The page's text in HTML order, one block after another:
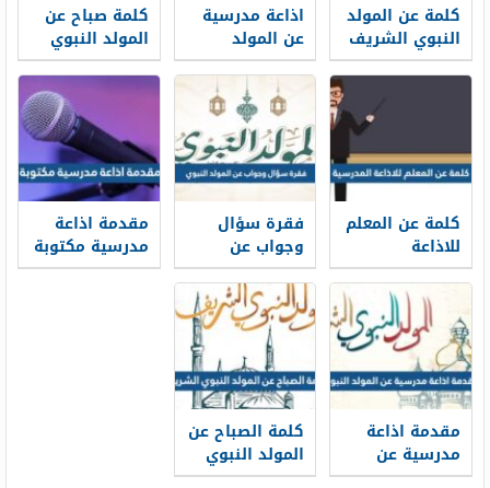
كلمة عن المولد
النبوي الشريف
للاذاعة
المدرسية 1448
اذاعة مدرسية
عن المولد
النبوي الشريف
1448 كاملة
الفقرات
كلمة صباح عن
المولد النبوي
للاذاعة
المدرسية 1448
كلمة عن المعلم
للاذاعة
المدرسية 1448
فقرة سؤال
وجواب عن
المولد النبوي
للاذاعة
المدرسية 1448
مقدمة اذاعة
مدرسية مكتوبة
1448 لكافة
مقدمة اذاعة
مدرسية عن
المولد النبوي
كلمة الصباح عن
المولد النبوي
الشريف قصيرة